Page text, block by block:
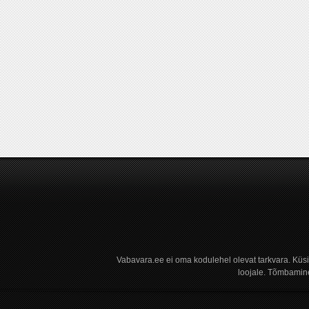
Vabavara.ee ei oma kodulehel olevat tarkvara.
loojale.